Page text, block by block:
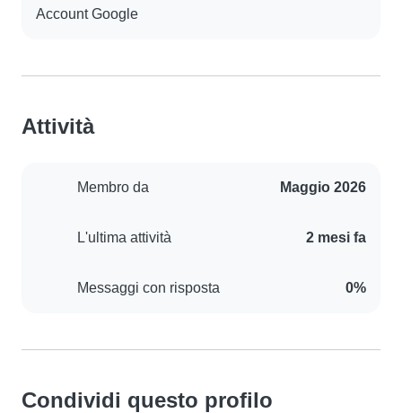
Account Google
Attività
Membro da Maggio 2026
L'ultima attività 2 mesi fa
Messaggi con risposta 0%
Condividi questo profilo